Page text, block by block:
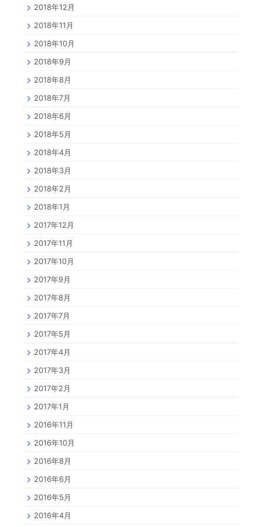
2018年12月
2018年11月
2018年10月
2018年9月
2018年8月
2018年7月
2018年6月
2018年5月
2018年4月
2018年3月
2018年2月
2018年1月
2017年12月
2017年11月
2017年10月
2017年9月
2017年8月
2017年7月
2017年5月
2017年4月
2017年3月
2017年2月
2017年1月
2016年11月
2016年10月
2016年8月
2016年6月
2016年5月
2016年4月